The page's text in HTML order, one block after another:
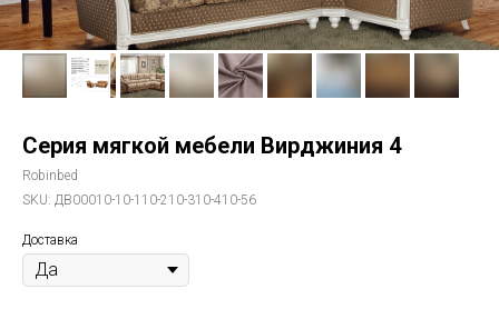
Серия мягкой мебели Вирджиния 4
Robinbed
SKU: ДВ00010-10-110-210-310-410-56
Доставка